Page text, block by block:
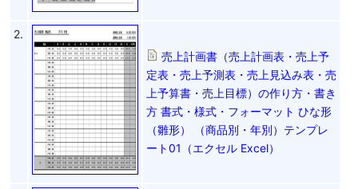
2.
売上計画書（売上計画表・売上予
定表・売上予測表・売上見込み表・売
上予算書・売上目標）の作り方・書き
方 書式・様式・フォーマット ひな形
（雛形） （商品別・年別）テンプレ
ート01（エクセル Excel）